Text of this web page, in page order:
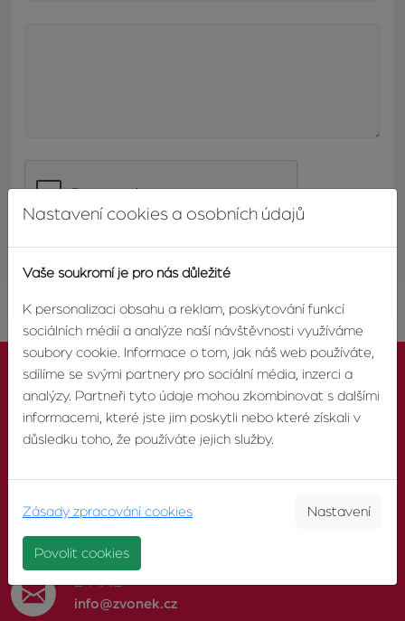
ODESLAT
KONTAKTUJTE NÁS
603 246 680
E-MAIL
info@zvonek.cz
Nastavení cookies a osobních údajů
Vaše soukromí je pro nás důležité
K personalizaci obsahu a reklam, poskytování funkcí
sociálních médií a analýze naší návštěvnosti využíváme
soubory cookie. Informace o tom, jak náš web používáte,
sdílíme se svými partnery pro sociální média, inzerci a
analýzy. Partneři tyto údaje mohou zkombinovat s dalšími
informacemi, které jste jim poskytli nebo které získali v
důsledku toho, že používáte jejich služby.
Zásady zpracování cookies Nastavení
Povolit cookies